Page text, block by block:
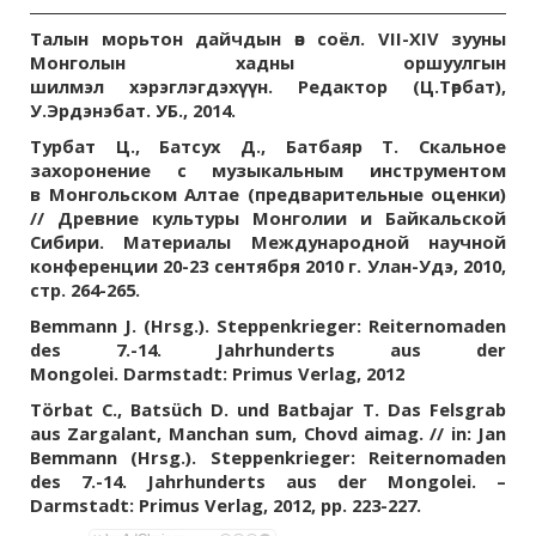
Талын морьтон дайчдын өв соёл. VII-XIV зууны
Монголын хадны оршуулгын
шилмэл хэрэглэгдэхүүн. Редактор (Ц.Төрбат),
У.Эрдэнэбат. УБ., 2014.
Турбат Ц., Батсух Д., Батбаяр Т. Скальное
захоронение с музыкальным инструментом
в Монгольском Алтае (предварительные оценки)
// Древние культуры Монголии и Байкальской
Сибири. Материалы Международной научной
конференции 20-23 сентября 2010 г. Улан-Удэ, 2010,
стр. 264-265.
Bemmann J. (Hrsg.). Steppenkrieger: Reiternomaden
des 7.-14. Jahrhunderts aus der
Mongolei. Darmstadt: Primus Verlag, 2012
Törbat C., Batsüch D. und Batbajar T. Das Felsgrab
aus Zargalant, Manchan sum, Chovd aimag. // in: Jan
Bemmann (Hrsg.). Steppenkrieger: Reiternomaden
des 7.-14. Jahrhunderts aus der Mongolei. –
Darmstadt: Primus Verlag, 2012, pp. 223-227.